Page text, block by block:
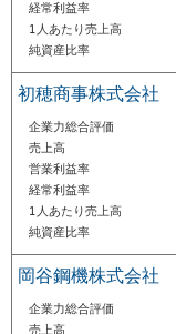
経常利益率
1人あたり売上高
純資産比率
初穂商事株式会社
企業力総合評価
売上高
営業利益率
経常利益率
1人あたり売上高
純資産比率
岡谷鋼機株式会社
企業力総合評価
売上高